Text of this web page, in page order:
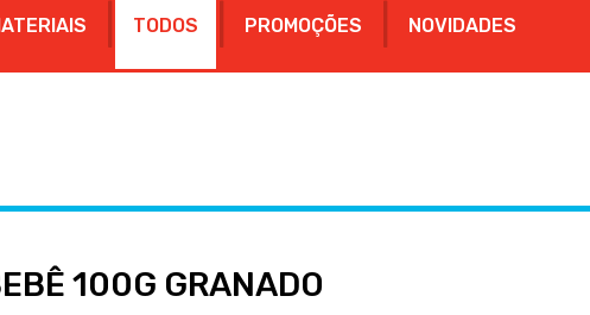
TODOS PROMOÇÕES NOVIDADES
100G GRANADO